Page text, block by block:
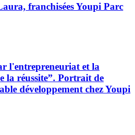
franchisées Youpi Parc
l'entrepreneuriat et la
la réussite”. Portrait de
développement chez Youpi